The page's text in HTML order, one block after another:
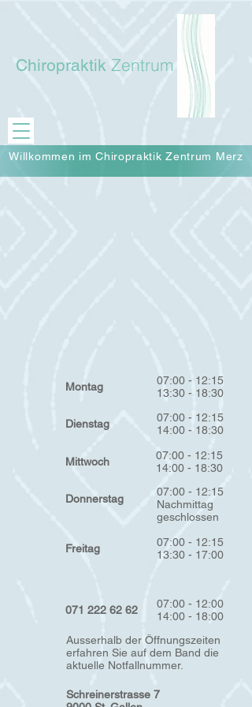
Chiropraktik Zentrum
Willkommen im Chiropraktik Zentrum Merz
Montag
07:00 - 12:15
13:30 - 18:30
Dienstag
07:00 - 12:15
14:00 - 18:30
Mittwoch
07:00 - 12:15
14:00 - 18:30
Donnerstag
07:00 - 12:15
Nachmittag
geschlossen
Freitag
07:00 - 12:15
13:30 - 17:00
071 222 62 62
07:00 - 12:00
14:00 - 18:00
Ausserhalb der Öffnungszeiten
erfahren Sie auf dem Band die
aktuelle Notfallnummer.
Schreinerstrasse 7